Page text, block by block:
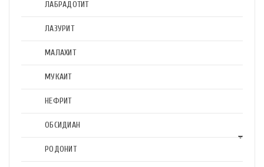
ЛАБРАДОТИТ
ЛАЗУРИТ
МАЛАХИТ
МУКАИТ
НЕФРИТ
ОБСИДИАН
РОДОНИТ